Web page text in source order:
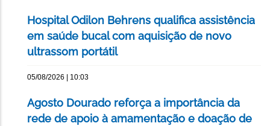
Hospital Odilon Behrens qualifica assistência
em saúde bucal com aquisição de novo
ultrassom portátil
05/08/2026 | 10:03
Agosto Dourado reforça a importância da
rede de apoio à amamentação e doação de